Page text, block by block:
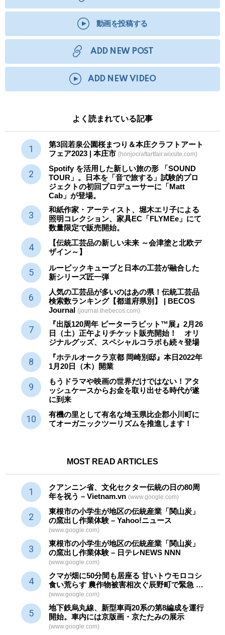
動画を投稿する
ADD NEW POST
ADD NEW VIDEO
よく読まれている記事
第3回若泉公園桜まつり＆本庄クラフトアート
フェア2023 | 本庄市 (honjocraftartfair.wixsite.com)
Spotify を活用した新しい旅の形 「SOUND
TOUR」。日本を「音で旅する」試験的プロ
ジェクトの初回プロデューサーに「Matt
Cab」が登場。
和紙作家・アーティスト、堀木エリ子による
照明コレクション、家具EC「FLYMEe」にて
数量限定で販売開始。
【伝統工芸品の新しい未来 ～会津塗と北欧デ
ザイン～】
ルービックキューブと日本の工芸が融合した
新シリーズ匠一弾
人気の工芸品が多いのはあの県！伝統工芸品
検索数ランキング【都道府県別】 | BECOS
Journal (journal.thebecos.com)
『出版120周年 ピーターラビット™展』2月26
日（土）正午よりチケット販売開始！ オリ
ジナルグッズ、スペシャルコラボも続々登場
『ホテルオークラ京都 岡崎別邸』本日2022年
1月20日（木）開業
もうドラマや映画の世界だけではない！アタ
ッシュケースからお金を取り出せる時代が遂
に到来
有機の里として有名な埼玉県比企郡小川町に
てオーガニックツーリズムを推進します！
MOST READ ARTICLES
クアンニン省、文化セクター伝統の日の80周
年を祝う – Vietnam.vn (www.google.com)
東根市の小学生が地区の伝統産業 「関山炭」
の窯出し作業体験 – Yahoo!ニュース
(www.google.com)
東根市の小学生が地区の伝統産業 「関山炭」
の窯出し作業体験 – 日テレNEWS NNN
(www.google.com)
クマが畑に50分間も居座る 甘いトウモロコシ
食い荒らす 農作物被害相次ぐ辰野町で緊急 …
(www.google.com)
地下鉄烏丸線、新型車両20系の第8編成を運行
開始。車内には京版画・京たたみの展示
(www.google.com)